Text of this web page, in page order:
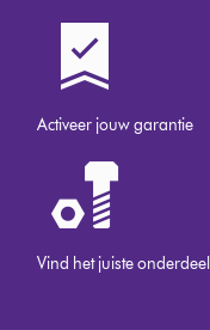
Activeer jouw garantie
Vind het juiste onderdeel